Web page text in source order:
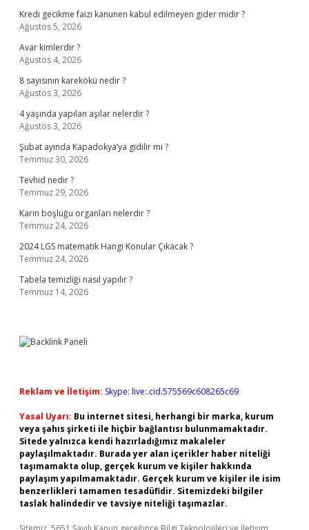
Kredi gecikme faizi kanunen kabul edilmeyen gider midir ?
Ağustos 5, 2026
Avar kimlerdir ?
Ağustos 4, 2026
8 sayısının karekökü nedir ?
Ağustos 3, 2026
4 yaşında yapılan aşılar nelerdir ?
Ağustos 3, 2026
Şubat ayında Kapadokya’ya gidilir mi ?
Temmuz 30, 2026
Tevhid nedir ?
Temmuz 29, 2026
Karın boşluğu organları nelerdir ?
Temmuz 24, 2026
2024 LGS matematik Hangi Konular Çıkacak ?
Temmuz 24, 2026
Tabela temizliği nasıl yapılır ?
Temmuz 14, 2026
Reklam ve İletişim: Skype: live:.cid.575569c608265c69
Yasal Uyarı: Bu internet sitesi, herhangi bir marka, kurum
veya şahıs şirketi ile hiçbir bağlantısı bulunmamaktadır.
Sitede yalnızca kendi hazırladığımız makaleler
paylaşılmaktadır. Burada yer alan içerikler haber niteliği
taşımamakta olup, gerçek kurum ve kişiler hakkında
paylaşım yapılmamaktadır. Gerçek kurum ve kişiler ile isim
benzerlikleri tamamen tesadüfidir. Sitemizdeki bilgiler
taslak halindedir ve tavsiye niteliği taşımazlar.